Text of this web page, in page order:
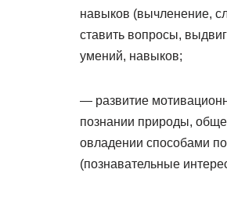
навыков (вычленение,
ставить вопросы,
умений, навыков;
— развитие
познании природы,
овладении способами
(познавательные